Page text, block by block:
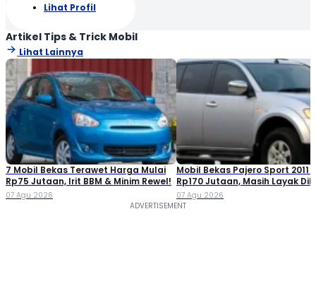
Lihat Profil
Artikel Tips & Trick Mobil
Lihat Lainnya
7 Mobil Bekas Terawet Harga Mulai
Rp75 Jutaan, Irit BBM & Minim Rewel!
07 Agu 2026
Mobil Bekas Pajero Sport 2011
Rp170 Jutaan, Masih Layak
07 Agu 2026